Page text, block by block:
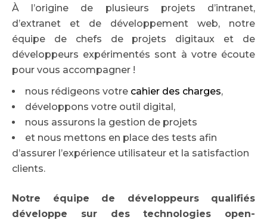
À l’origine de plusieurs projets d’intranet,
d’extranet et de développement web, notre
équipe de chefs de projets digitaux et de
développeurs expérimentés sont à votre écoute
pour vous accompagner !
nous rédigeons votre cahier des charges,
développons votre outil digital,
nous assurons la gestion de projets
et nous mettons en place des tests afin
d’assurer l’expérience utilisateur et la satisfaction
clients.
Notre équipe de développeurs qualifiés
développe sur des technologies open-